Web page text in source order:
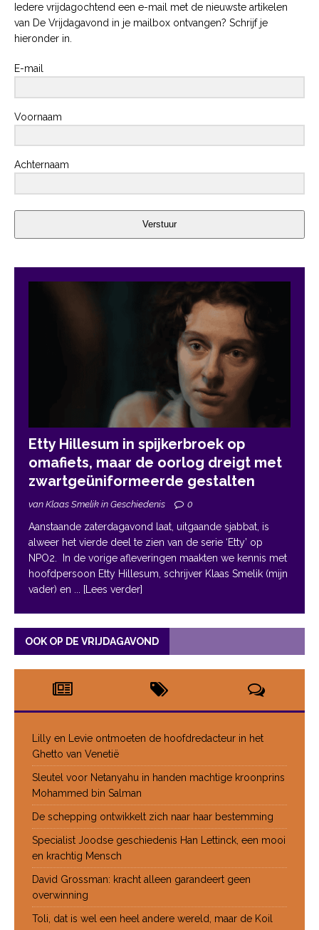
Iedere vrijdagochtend een e-mail met de nieuwste artikelen
van De Vrijdagavond in je mailbox ontvangen? Schrijf je
hieronder in.
E-mail
Voornaam
Achternaam
Verstuur
Etty Hillesum in spijkerbroek op
omafiets, maar de oorlog dreigt met
zwartgeüniformeerde gestalten
van Klaas Smelik in Geschiedenis 0
Aanstaande zaterdagavond laat, uitgaande sjabbat, is
alweer het vierde deel te zien van de serie ‘Etty’ op
NPO2. In de vorige afleveringen maakten we kennis met
hoofdpersoon Etty Hillesum, schrijver Klaas Smelik (mijn
vader) en
... [Lees verder]
OOK OP DE VRIJDAGAVOND
Lilly en Levie ontmoeten de hoofdredacteur in het
Ghetto van Venetië
Sleutel voor Netanyahu in handen machtige kroonprins
Mohammed bin Salman
De schepping ontwikkelt zich naar haar bestemming
Specialist Joodse geschiedenis Han Lettinck, een mooi
en krachtig Mensch
David Grossman: kracht alleen garandeert geen
overwinning
Toli, dat is wel een heel andere wereld, maar de Koil